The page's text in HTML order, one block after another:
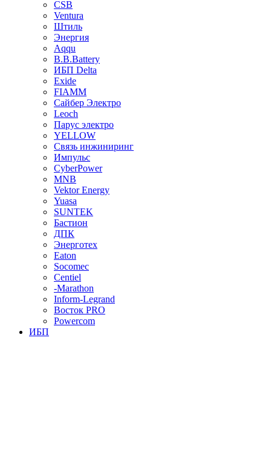
CSB
Ventura
Штиль
Энергия
Aqqu
B.B.Bаttery
ИБП Delta
Exide
FIAMM
Сайбер Электро
Leoch
Парус электро
YELLOW
Связь инжиниринг
Импульс
CyberPower
MNB
Vektor Energy
Yuasa
SUNTEK
Бастион
ДПК
Энерготех
Eaton
Socomec
Centiel
-Marathon
Inform-Legrand
Восток PRO
Powercom
ИБП